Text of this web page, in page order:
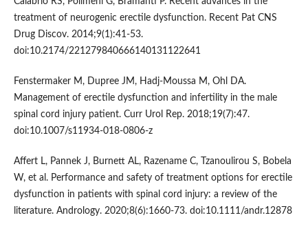
treatment of neurogenic erectile dysfunction. Recent Pat CNS
Drug Discov. 2014;9(1):41-53.
doi:10.2174/221279840666140131122641
Fenstermaker M, Dupree JM, Hadj-Moussa M, Ohl DA.
Management of erectile dysfunction and infertility in the male
spinal cord injury patient. Curr Urol Rep. 2018;19(7):47.
doi:10.1007/s11934-018-0806-z
Affert L, Pannek J, Burnett AL, Razename C, Tzanoulirou S, Bobela
W, et al. Performance and safety of treatment options for erectile
dysfunction in patients with spinal cord injury: a review of the
literature. Andrology. 2020;8(6):1660-73. doi:10.1111/andr.12878